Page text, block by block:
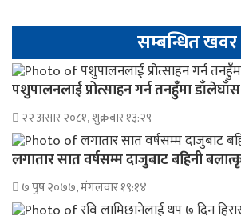
सम्बन्धित खवर
पशुपालनलाई प्रोत्साहन गर्न तनहुँमा
२२ असार २०८१, शुक्रबार १३:२९
लगातार सात वर्षसम्म दाजुबाट बहिनी
७ पुष २०७७, मंगलवार १९:१४